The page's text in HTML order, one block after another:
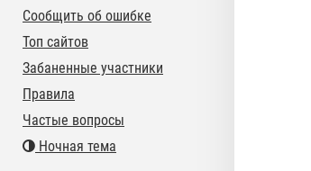
Сообщить об ошибке
Топ сайтов
Забаненные участники
Правила
Частые вопросы
Ночная тема